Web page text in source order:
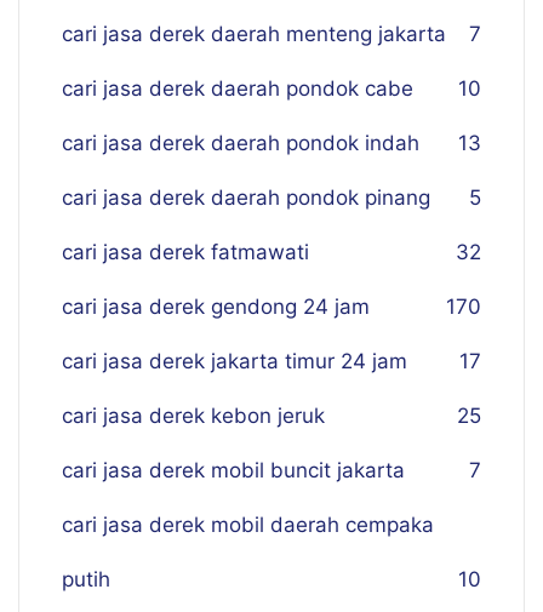
cari jasa derek daerah menteng jakarta 7
cari jasa derek daerah pondok cabe 10
cari jasa derek daerah pondok indah 13
cari jasa derek daerah pondok pinang 5
cari jasa derek fatmawati 32
cari jasa derek gendong 24 jam 170
cari jasa derek jakarta timur 24 jam 17
cari jasa derek kebon jeruk 25
cari jasa derek mobil buncit jakarta 7
cari jasa derek mobil daerah cempaka
putih 10